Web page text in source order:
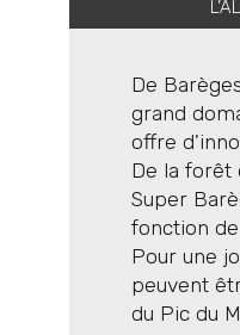
De
grand
offre
De la forêt
Super
fonction
Pour une
peuvent
du Pic du